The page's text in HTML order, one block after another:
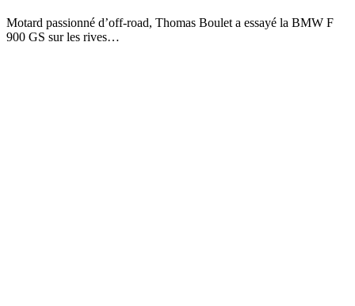
Motard passionné d’off-road, Thomas Boulet a essayé la BMW F
900 GS sur les rives…